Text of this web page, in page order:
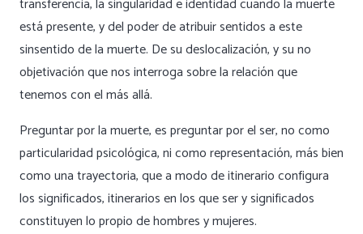
transferencia, la singularidad e identidad cuando la muerte
está presente, y del poder de atribuir sentidos a este
sinsentido de la muerte. De su deslocalización, y su no
objetivación que nos interroga sobre la relación que
tenemos con el más allá.
Preguntar por la muerte, es preguntar por el ser, no como
particularidad psicológica, ni como representación, más bien
como una trayectoria, que a modo de itinerario configura
los significados, itinerarios en los que ser y significados
constituyen lo propio de hombres y mujeres.